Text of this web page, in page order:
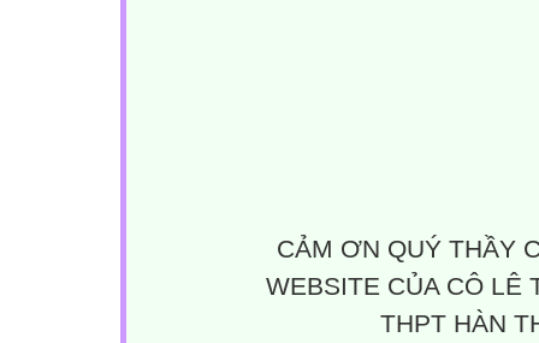
CẢM ƠN QUÝ THẦY
WEBSITE CỦA CÔ LÊ
THPT HÀN